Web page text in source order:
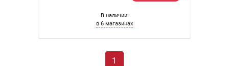
В наличии:
в 6 магазинах
1